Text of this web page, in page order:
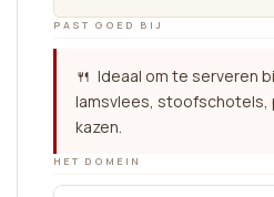
PAST GOED BIJ
🍴 Ideaal om te serveren
lamsvlees, stoofschotels,
kazen.
HET DOMEIN